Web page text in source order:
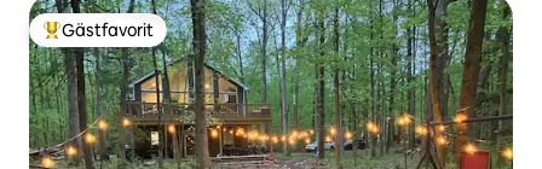
Populär gästfavorit
Gästfavorit